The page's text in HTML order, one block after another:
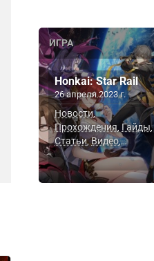
ИГРА
Honkai: Star Rail
26 апреля 2023 г.
Новости,
Прохождения, Гайды,
Статьи,Видео,
Скриншоты